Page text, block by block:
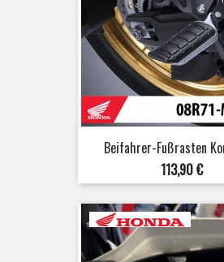
Beifahrer-Fußrasten
Preis
113,90 €